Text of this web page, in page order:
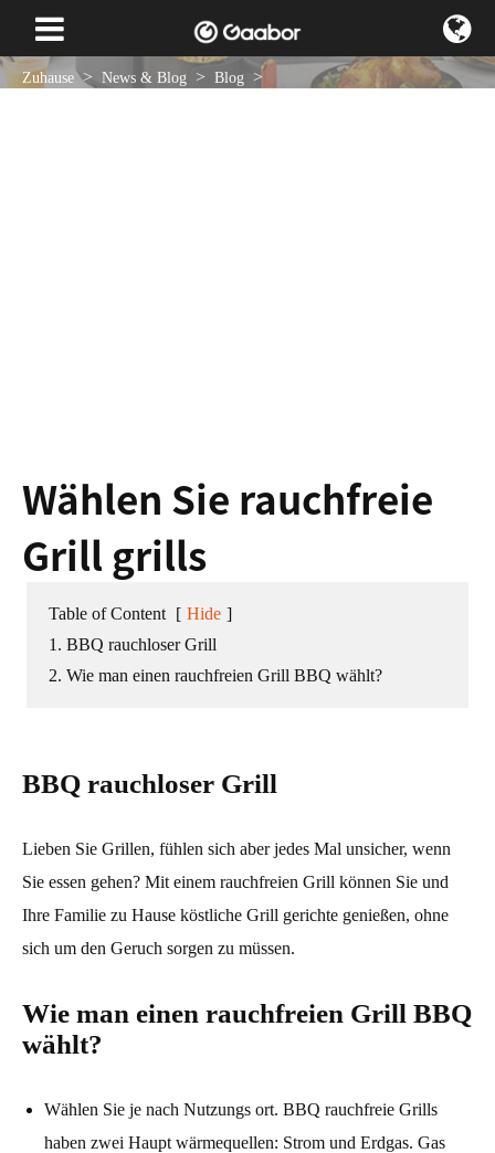
Zuhause News & Blog Blog
Wählen Sie rauchfreie
Grill grills
Table of Content [ Hide ]
1. BBQ rauchloser Grill
2. Wie man einen rauchfreien Grill BBQ wählt?
BBQ rauchloser Grill
Lieben Sie Grillen, fühlen sich aber jedes Mal unsicher, wenn
Sie essen gehen? Mit einem rauchfreien Grill können Sie und
Ihre Familie zu Hause köstliche Grill gerichte genießen, ohne
sich um den Geruch sorgen zu müssen.
Wie man einen rauchfreien Grill BBQ
wählt?
Wählen Sie je nach Nutzungs ort. BBQ rauchfreie Grills
haben zwei Haupt wärmequellen: Strom und Erdgas. Gas